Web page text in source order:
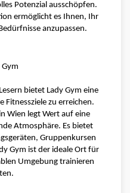
Potenzial ausschöpfen.
ermöglicht es Ihnen, Ihr
anzupassen.
Gym
bietet Lady Gym eine
Fitnessziele zu erreichen.
Wien legt Wert auf eine
Atmosphäre. Es bietet
Gruppenkursen
Gym ist der ideale Ort für
Umgebung trainieren